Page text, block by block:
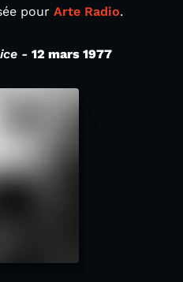
pour Arte Radio.
- 12 mars 1977